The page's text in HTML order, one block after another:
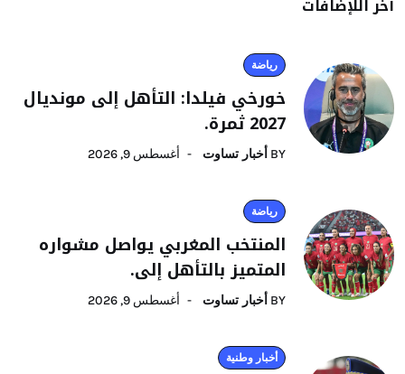
آخر اللإضافات
رياضة
خورخي فيلدا: التأهل إلى مونديال
2027 ثمرة.
BY أخبار تساوت أغسطس 9, 2026
رياضة
المنتخب المغربي يواصل مشواره
المتميز بالتأهل إلى.
BY أخبار تساوت أغسطس 9, 2026
أخبار وطنية